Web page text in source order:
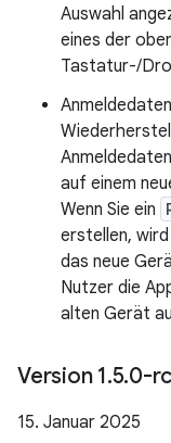
Auswahl
eines der
Tastatur-/
auf einem
Wenn Sie ein
erstellen,
das neue
Nutzer die
alten Gerät
Version 1.5.0-
15. Januar 2025